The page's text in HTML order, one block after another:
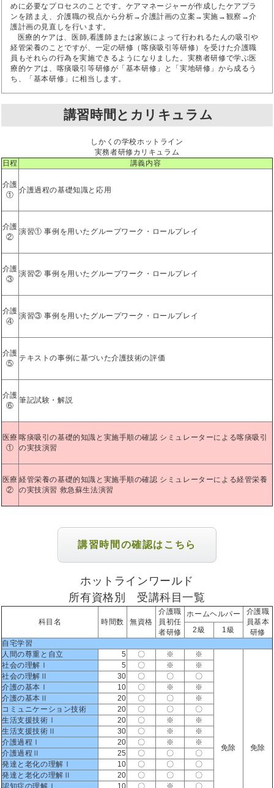
めに必要なプロセスのことです。ケアマネージャーが作成したケアプラ
ンを踏まえ、介護職の視点から分析→介護計画の立案→実施→観察→介
護計画の見直しを行います。
医療的ケアは、医師,看護師または家族によって行われるたんの吸引や
経管栄養のことですが、一定の研修（喀痰吸引等研修）を受けた介護職
員もそれらの行為を実施できるようになりました。実務者研修で学ぶ医
療的ケアは、喀痰吸引等研修が「基本研修」と「実地研修」から成るう
ち、「基本研修」に相当します。
講習時間とカリキュラム
しかくの学校ホットライン
実務者研修カリキュラム
日程
講義内容
介護
①
介護過程の基礎知識と応用
介護
②
演習① 事例を用いたグループワーク・ロールプレイ
介護
③
演習② 事例を用いたグループワーク・ロールプレイ
介護
④
演習③ 事例を用いたグループワーク・ロールプレイ
介護
⑤
テキストの事例に基づいた介護技術の評価
介護
⑥
筆記試験・解説
医療
①
喀痰吸引の基礎的知識と実施手順の確認 シミュレーターによる喀痰吸引
の実技演習
医療
②
経管栄養の基礎的知識と実施手順の確認 シミュレーターによる経管栄養
の実技演習 救急蘇生法演習
講習時間の確認はこちら
ホットラインワールド
所有資格別 受講科目一覧
科目名 時間数 無資格
介護職
員初任
者研修
ホームヘルパー
介護職
員基本
研修
2級
1級
自宅学習
人間の尊重と自立
5 〇 ※ ※
免除 免除
社会の理解Ⅰ 5 〇 ※
※
社会の理解Ⅱ
30 〇 〇
〇
介護の基本Ⅰ
10 〇 ※
※
介護の基本Ⅱ
20 〇 〇
※
コミュニケーション技術
20 〇 〇
〇
生活支援技術Ⅰ
20 〇 ※
※
生活支援技術Ⅱ
30 〇 ※
※
介護過程Ⅰ
20 〇 ※
※
介護過程Ⅱ
25 〇 〇
〇
発達と老化の理解Ⅰ
10 〇 〇
〇
発達と老化の理解Ⅱ
20 〇 〇
〇
認知症の理解Ⅰ
10 〇 ※ 〇